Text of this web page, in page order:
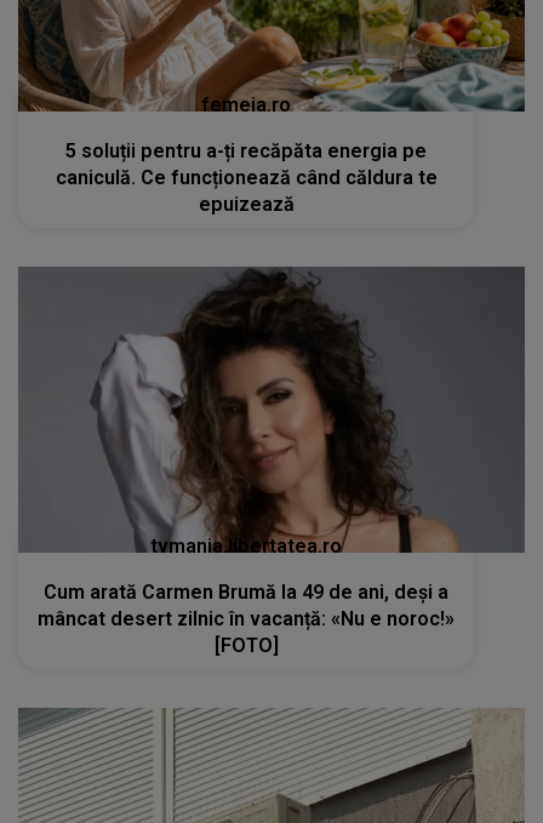
femeia.ro
5 soluții pentru a-ți recăpăta energia pe
caniculă. Ce funcționează când căldura te
epuizează
tvmania.libertatea.ro
Cum arată Carmen Brumă la 49 de ani, deși a
mâncat desert zilnic în vacanță: «Nu e noroc!»
[FOTO]